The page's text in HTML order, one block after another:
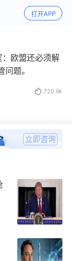
打开APP
欧盟还必须解
题。
 720.9k
立即咨询